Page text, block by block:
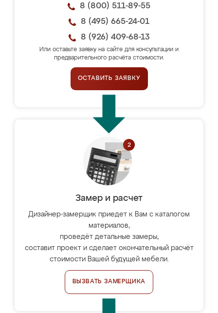
8 (800) 511-89-55
8 (495) 665-24-01
8 (926) 409-68-13
Или оставьте заявку на сайте для консультации и
предварительного расчёта стоимости.
ОСТАВИТЬ ЗАЯВКУ
Замер и расчет
Дизайнер-замерщик приедет к Вам с каталогом
материалов,
проведёт детальные замеры,
составит проект и сделает окончательный расчёт
стоимости Вашей будущей мебели.
ВЫЗВАТЬ ЗАМЕРЩИКА